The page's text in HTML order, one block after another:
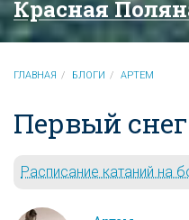
Красная
ГЛАВНАЯ БЛОГИ АРТЕМ
Первый снег
Расписание катаний на